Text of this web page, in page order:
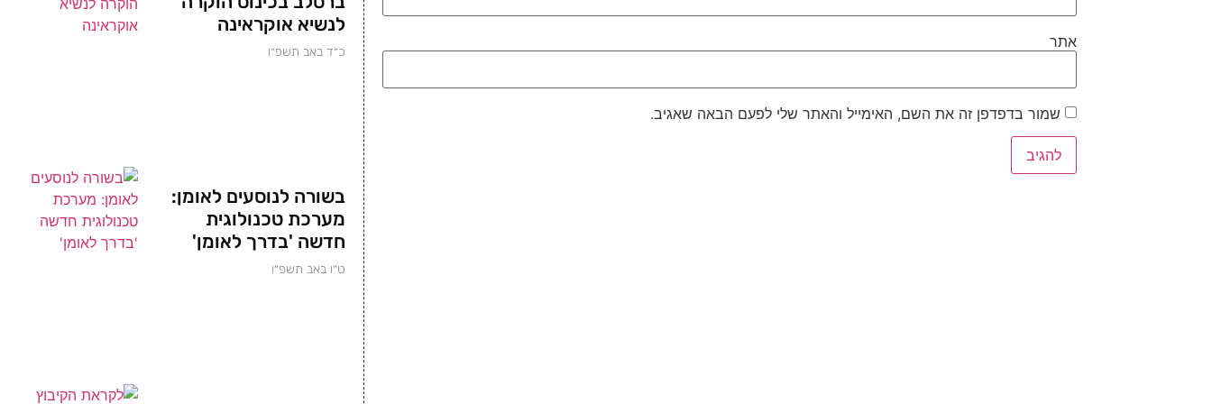
אתר
שמור בדפדפן זה את השם, האימייל והאתר שלי לפעם הבאה שאגיב.
לנשיא אוקראינה
כ״ד באב תשפ״ו
בשורה לנוסעים לאומן:
מערכת טכנולוגית
חדשה 'בדרך לאומן'
ט״ו באב תשפ״ו